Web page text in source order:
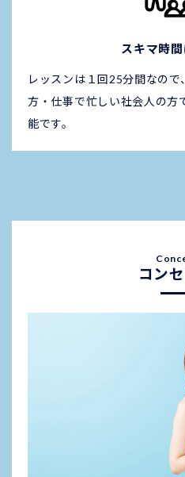
スキマ時
レッスンは１回25分間なの
方・仕事で忙しい社会人の方
能です。
コン